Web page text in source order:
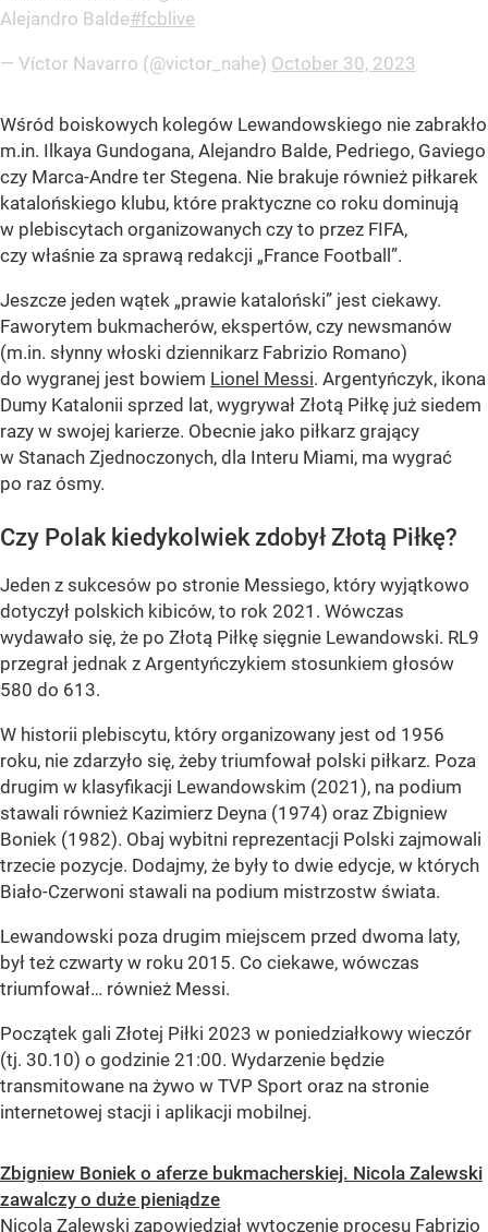
Alejandro Balde#fcblive
— Víctor Navarro (@victor_nahe) October 30, 2023
Wśród boiskowych kolegów Lewandowskiego nie zabrakło
m.in. Ilkaya Gundogana, Alejandro Balde, Pedriego, Gaviego
czy Marca-Andre ter Stegena. Nie brakuje również piłkarek
katalońskiego klubu, które praktyczne co roku dominują
w plebiscytach organizowanych czy to przez FIFA,
czy właśnie za sprawą redakcji „France Football”.
Jeszcze jeden wątek „prawie kataloński” jest ciekawy.
Faworytem bukmacherów, ekspertów, czy newsmanów
(m.in. słynny włoski dziennikarz Fabrizio Romano)
do wygranej jest bowiem Lionel Messi. Argentyńczyk, ikona
Dumy Katalonii sprzed lat, wygrywał Złotą Piłkę już siedem
razy w swojej karierze. Obecnie jako piłkarz grający
w Stanach Zjednoczonych, dla Interu Miami, ma wygrać
po raz ósmy.
Czy Polak kiedykolwiek zdobył Złotą Piłkę?
Jeden z sukcesów po stronie Messiego, który wyjątkowo
dotyczył polskich kibiców, to rok 2021. Wówczas
wydawało się, że po Złotą Piłkę sięgnie Lewandowski. RL9
przegrał jednak z Argentyńczykiem stosunkiem głosów
580 do 613.
W historii plebiscytu, który organizowany jest od 1956
roku, nie zdarzyło się, żeby triumfował polski piłkarz. Poza
drugim w klasyfikacji Lewandowskim (2021), na podium
stawali również Kazimierz Deyna (1974) oraz Zbigniew
Boniek (1982). Obaj wybitni reprezentacji Polski zajmowali
trzecie pozycje. Dodajmy, że były to dwie edycje, w których
Biało-Czerwoni stawali na podium mistrzostw świata.
Lewandowski poza drugim miejscem przed dwoma laty,
był też czwarty w roku 2015. Co ciekawe, wówczas
triumfował… również Messi.
Początek gali Złotej Piłki 2023 w poniedziałkowy wieczór
(tj. 30.10) o godzinie 21:00. Wydarzenie będzie
transmitowane na żywo w TVP Sport oraz na stronie
internetowej stacji i aplikacji mobilnej.
Zbigniew Boniek o aferze bukmacherskiej. Nicola Zalewski
zawalczy o duże pieniądze
Nicola Zalewski zapowiedział wytoczenie procesu Fabrizio